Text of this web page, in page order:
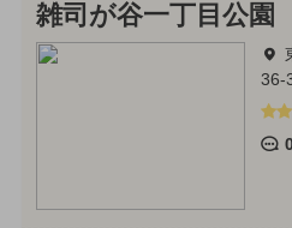
雑司が谷一丁目公園
36-